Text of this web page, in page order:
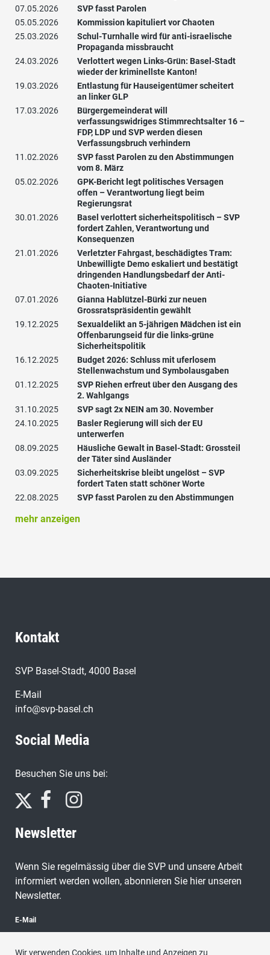
07.05.2026
SVP fasst Parolen
05.05.2026
Kommission kapituliert vor Chaoten
25.03.2026
Schul-Turnhalle wird für anti-israelische
Propaganda missbraucht
24.03.2026
Verlottert wegen Links-Grün: Basel-Stadt
wieder der kriminellste Kanton!
19.03.2026
Entlastung für Hauseigentümer scheitert
an linker GLP
17.03.2026
Bürgergemeinderat will
verfassungswidriges Stimmrechtsalter 16 –
FDP, LDP und SVP werden diesen
Verfassungsbruch verhindern
11.02.2026
SVP fasst Parolen zu den Abstimmungen
vom 8. März
05.02.2026
GPK-Bericht legt politisches Versagen
offen – Verantwortung liegt beim
Regierungsrat
30.01.2026
Basel verlottert sicherheitspolitisch – SVP
fordert Zahlen, Verantwortung und
Konsequenzen
21.01.2026
Verletzter Fahrgast, beschädigtes Tram:
Unbewilligte Demo eskaliert und bestätigt
dringenden Handlungsbedarf der Anti-
Chaoten-Initiative
07.01.2026
Gianna Hablützel-Bürki zur neuen
Grossratspräsidentin gewählt
19.12.2025
Sexualdelikt an 5-jährigen Mädchen ist ein
Offenbarungseid für die links-grüne
Sicherheitspolitik
16.12.2025
Budget 2026: Schluss mit uferlosem
Stellenwachstum und Symbolausgaben
01.12.2025
SVP Riehen erfreut über den Ausgang des
2. Wahlgangs
31.10.2025
SVP sagt 2x NEIN am 30. November
24.10.2025
Basler Regierung will sich der EU
unterwerfen
08.09.2025
Häusliche Gewalt in Basel-Stadt: Grossteil
der Täter sind Ausländer
03.09.2025
Sicherheitskrise bleibt ungelöst – SVP
fordert Taten statt schöner Worte
22.08.2025
SVP fasst Parolen zu den Abstimmungen
mehr anzeigen
Kontakt
SVP Basel-Stadt, 4000 Basel
E-Mail
info@svp-basel.ch
Social Media
Besuchen Sie uns bei:
Newsletter
Wenn Sie regelmässig über die SVP und unsere Arbeit
informiert werden wollen, abonnieren Sie hier unseren
Newsletter.
E-Mail
Wir verwenden Cookies, um Inhalte und Anzeigen zu